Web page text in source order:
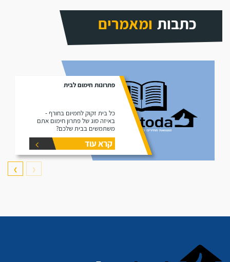
כתבות ומאמרים
פתרונות חימום לבית
כל בית זקוק לחמיום בחורף -
באיזה סוג של פתרון חימום אתם
משתמשים בבית שלכם?
קרא עוד
❮
❯